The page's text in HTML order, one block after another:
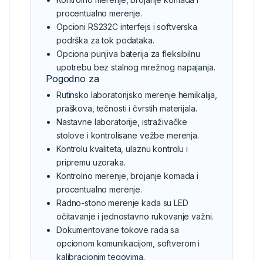
procentualno merenje.
Opcioni RS232C interfejs i softverska
podrška za tok podataka.
Opciona punjiva baterija za fleksibilnu
upotrebu bez stalnog mrežnog napajanja.
Pogodno za
Rutinsko laboratorijsko merenje hemikalija,
praškova, tečnosti i čvrstih materijala.
Nastavne laboratorije, istraživačke
stolove i kontrolisane vežbe merenja.
Kontrolu kvaliteta, ulaznu kontrolu i
pripremu uzoraka.
Kontrolno merenje, brojanje komada i
procentualno merenje.
Radno-stono merenje kada su LED
očitavanje i jednostavno rukovanje važni.
Dokumentovane tokove rada sa
opcionom komunikacijom, softverom i
kalibracionim tegovima.